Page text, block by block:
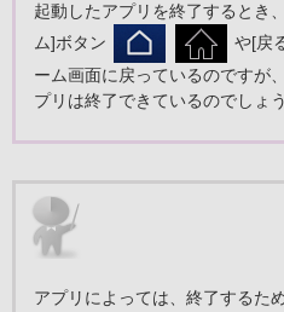
起動したアプリを終了するとき
ム]ボタン
や[戻
ーム画面に戻っているのですが
プリは終了できているのでしょ
アプリによっては、終了するた